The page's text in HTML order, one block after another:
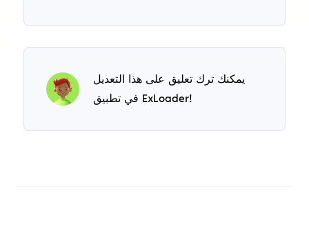
يمكنك ترك تعليق على هذا التعديل
في تطبيق ExLoader!